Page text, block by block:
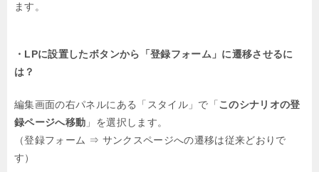
ます。
・LPに設置したボタンから「登録フォーム」に遷移させるに
は？
編集画面の右パネルにある「スタイル」で「 このシナリオの登
録ページへ移動 」を選択します。
（登録フォーム ⇒ サンクスページへの遷移は従来どおりで
す）